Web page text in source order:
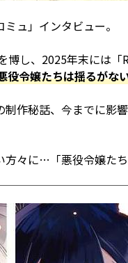
ュ」インタビュー。
博し、2025年末には
役令嬢たちは揺るがな
作秘話、今までに影
方々に…「悪役令嬢た